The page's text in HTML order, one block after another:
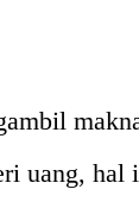
uang, hal